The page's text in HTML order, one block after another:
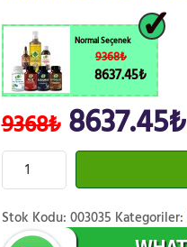
Normal Seçenek
9368₺
8637.45₺
9368₺8637.45₺
Stok Kodu: 003035 Kategoriler: